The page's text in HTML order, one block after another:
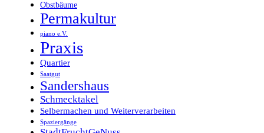
Obstbäume
Permakultur
piano e.V.
Praxis
Quartier
Saatgut
Sandershaus
Schmecktakel
Selbermachen und Weiterverarbeiten
Spaziergänge